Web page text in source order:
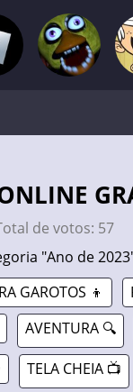
de votos: 57
"Ano de
GAROTOS 👦
AVENTURA 🔍
TELA CHEIA 📺